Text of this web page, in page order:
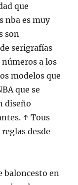
que
nba es muy
son
serigrafías
a los
modelos que
que se
diseño
↑ Tous
desde
baloncesto en